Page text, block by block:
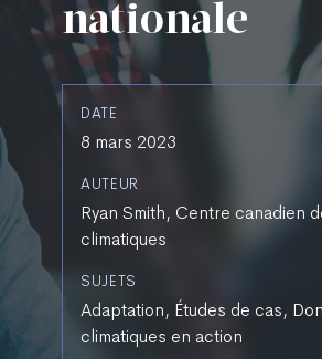
nationale
DATE
8 mars 2023
AUTEUR
Ryan Smith, Centre canadien
climatiques
SUJETS
Adaptation, Études de cas,
climatiques en action